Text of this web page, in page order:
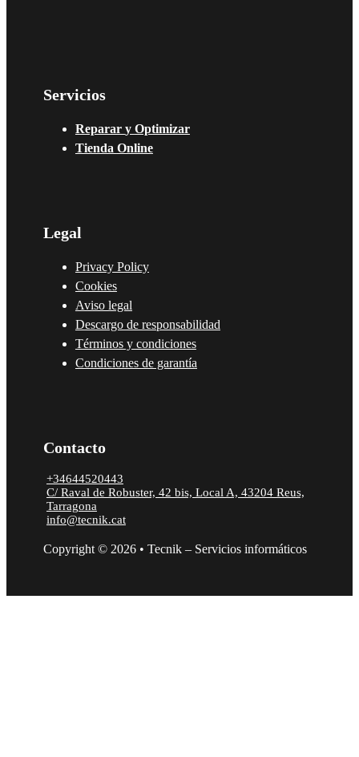
Servicios
Reparar y Optimizar
Tienda Online
Legal
Privacy Policy
Cookies
Aviso legal
Descargo de responsabilidad
Términos y condiciones
Condiciones de garantía
Contacto
+34644520443
C/ Raval de Robuster, 42 bis, Local A, 43204 Reus,
Tarragona
info@tecnik.cat
Copyright © 2026 • Tecnik – Servicios informáticos